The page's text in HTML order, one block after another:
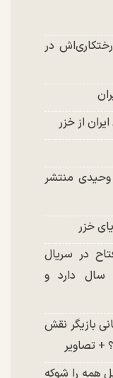
در
وحیدی منتشر
خزر
در سریال
سال دارد و
بازیگر نقش
+ تصاویر
همه را شوکه